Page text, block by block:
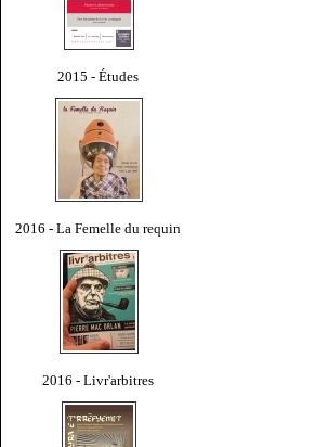
2015 - Études
2016 - La Femelle du requin
2016 - Livr'arbitres